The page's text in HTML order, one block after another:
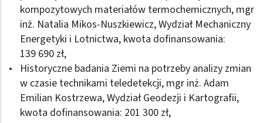
kompozytowych materiałów termochemicznych, mgr
inż. Natalia Mikos-Nuszkiewicz, Wydział Mechaniczny
Energetyki i Lotnictwa, kwota dofinansowania:
139 690 zł,
Historyczne badania Ziemi na potrzeby analizy zmian
w czasie technikami teledetekcji, mgr inż. Adam
Emilian Kostrzewa, Wydział Geodezji i Kartografii,
kwota dofinansowania: 201 300 zł,